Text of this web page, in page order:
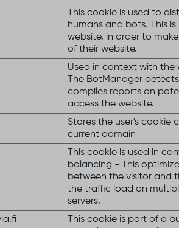
This cookie is used to
humans and bots. This
website, in order to
of their website.
Used in context with the
The BotManager
compiles reports on
access the website.
Stores the user's cookie
current domain
This cookie is used in
balancing - This
between the visitor and
the traffic load on
servers.
This cookie is part of a